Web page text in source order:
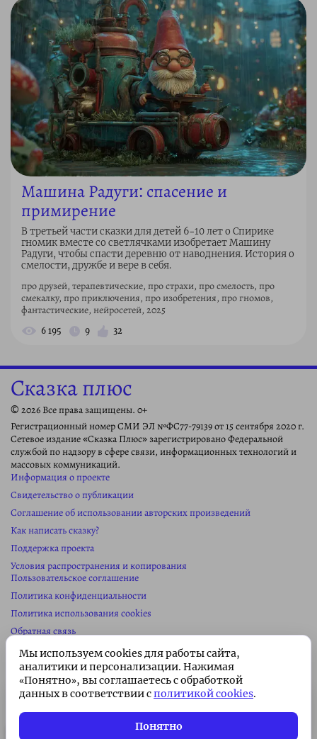
Машина Радуги: спасение и
примирение
В третьей части сказки для детей 6–10 лет о Спирике
гномик вместе со светлячками изобретает Машину
Радуги, чтобы спасти деревню от наводнения. История о
смелости, дружбе и вере в себя.
про друзей, терапевтические, про страхи, про смелость, про
смекалку, про приключения, про изобретения, про гномов,
фантастические, нейросетей, 2025
6 195 9 32
Сказка плюс
© 2026 Все права защищены. 0+
Регистрационный номер СМИ ЭЛ №ФС77-79139 от 15 сентября 2020 г.
Сетевое издание «Сказка Плюс» зарегистрировано Федеральной
службой по надзору в сфере связи, информационных технологий и
массовых коммуникаций.
Информация о проекте
Свидетельство о публикации
Соглашение об использовании авторских произведений
Как написать сказку?
Поддержка проекта
Условия распространения и копирования
Пользовательское соглашение
Политика конфиденциальности
Политика использования cookies
Обратная связь
Колонка редактора
Реклама на сайте
Карта сайта
Сайт сделан встудии Павла Сайка
Информацияо проекте
Мы используем cookies для работы сайта,
аналитики и персонализации. Нажимая
«Понятно», вы соглашаетесь с обработкой
данных в соответствии сполитикой cookies.
Понятно